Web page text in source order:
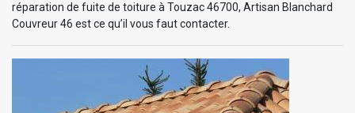
réparation de fuite de toiture à Touzac 46700, Artisan Blanchard
Couvreur 46 est ce qu’il vous faut contacter.